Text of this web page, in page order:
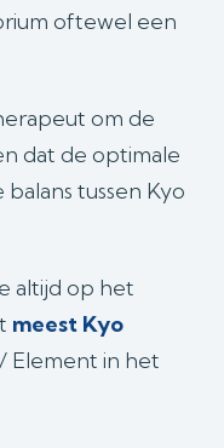
oftewel een
om de
dat de optimale
tussen Kyo
altijd op het
meest Kyo
Element in het